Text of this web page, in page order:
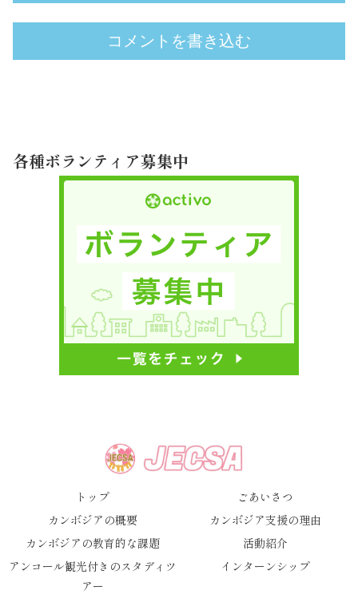
コメントを書き込む
各種ボランティア募集中
トップ
ごあいさつ
カンボジアの概要
カンボジア支援の理由
カンボジアの教育的な課題
活動紹介
アンコール観光付きのスタディツ
アー
インターンシップ